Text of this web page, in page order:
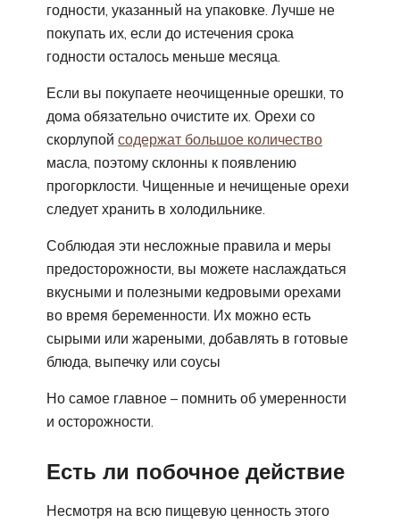
годности, указанный на упаковке. Лучше не
покупать их, если до истечения срока
годности осталось меньше месяца.
Если вы покупаете неочищенные орешки, то
дома обязательно очистите их. Орехи со
скорлупой содержат большое количество
масла, поэтому склонны к появлению
прогорклости. Чищенные и нечищеные орехи
следует хранить в холодильнике.
Соблюдая эти несложные правила и меры
предосторожности, вы можете наслаждаться
вкусными и полезными кедровыми орехами
во время беременности. Их можно есть
сырыми или жареными, добавлять в готовые
блюда, выпечку или соусы
Но самое главное – помнить об умеренности
и осторожности.
Есть ли побочное действие
Несмотря на всю пищевую ценность этого